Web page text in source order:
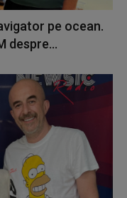
pe ocean.
despre...